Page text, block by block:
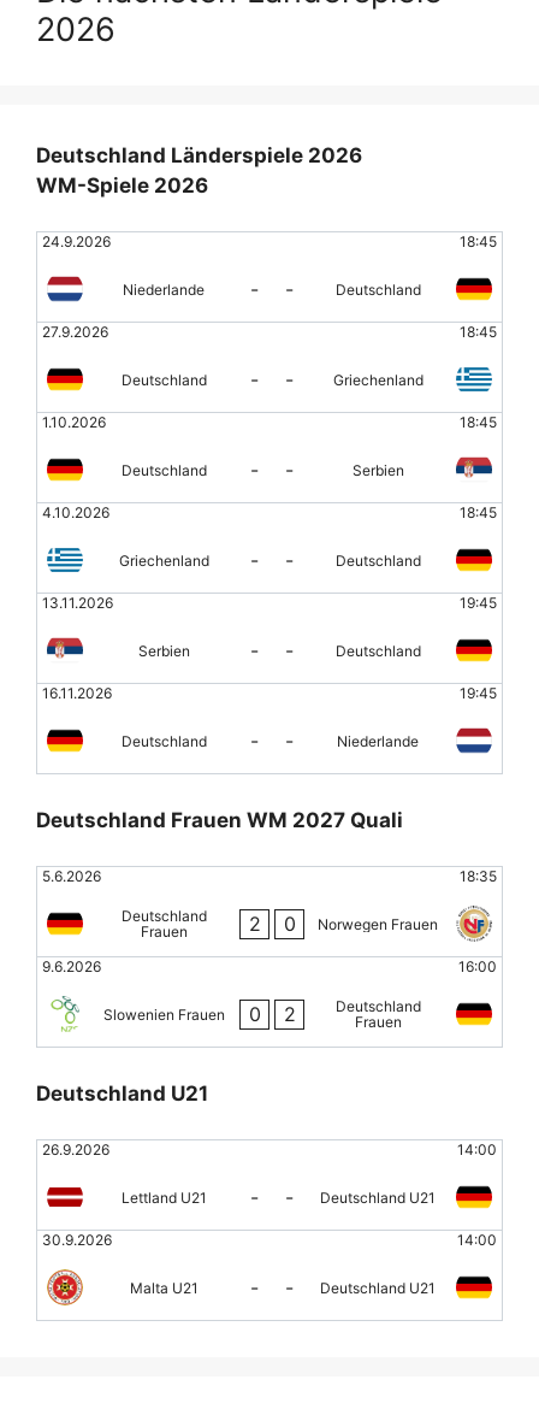
2026
Deutschland Länderspiele 2026
WM-Spiele 2026
24.9.2026 18:45
Niederlande - - Deutschland
27.9.2026 18:45
Deutschland - - Griechenland
1.10.2026 18:45
Deutschland - - Serbien
4.10.2026 18:45
Griechenland - - Deutschland
13.11.2026 19:45
Serbien - - Deutschland
16.11.2026 19:45
Deutschland - - Niederlande
Deutschland Frauen WM 2027 Quali
5.6.2026 18:35
Deutschland
Frauen
2 0 Norwegen Frauen
9.6.2026 16:00
Slowenien Frauen 0 2
Deutschland
Frauen
Deutschland U21
26.9.2026 14:00
Lettland U21 - - Deutschland U21
30.9.2026 14:00
Malta U21 - - Deutschland U21